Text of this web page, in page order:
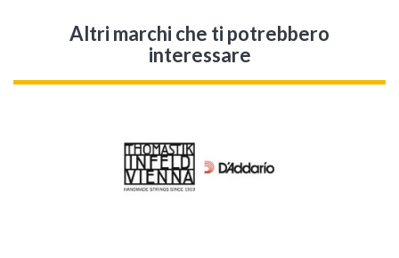
Altri marchi che ti potrebbero
interessare